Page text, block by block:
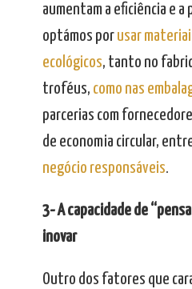
aumentam a eficiência e
optámos por usar
ecológicos, tanto no
troféus, como nas
parcerias com
de economia circular,
negócio responsáveis.
3- A capacidade de
inovar
Outro dos fatores que